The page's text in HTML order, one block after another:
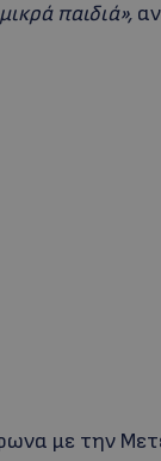
παιδιά»,
με την